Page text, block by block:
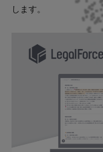
US website
します。